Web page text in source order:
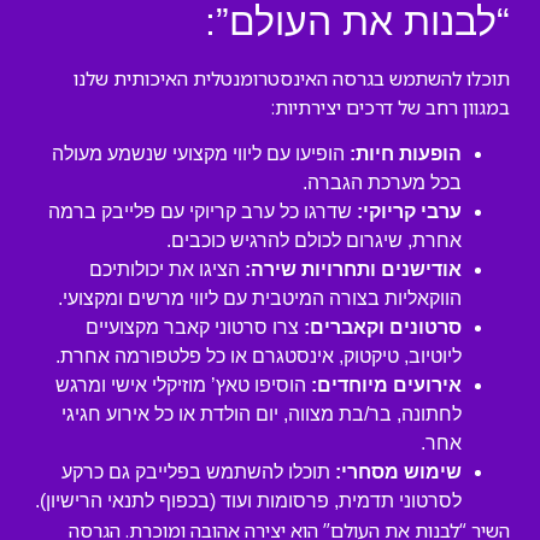
“לבנות את העולם”:
תוכלו להשתמש בגרסה האינסטרומנטלית האיכותית שלנו
במגוון רחב של דרכים יצירתיות:
הופעות חיות: הופיעו עם ליווי מקצועי שנשמע מעולה
בכל מערכת הגברה.
ערבי קריוקי: שדרגו כל ערב קריוקי עם פלייבק ברמה
אחרת, שיגרום לכולם להרגיש כוכבים.
אודישנים ותחרויות שירה: הציגו את יכולותיכם
הווקאליות בצורה המיטבית עם ליווי מרשים ומקצועי.
סרטונים וקאברים: צרו סרטוני קאבר מקצועיים
ליוטיוב, טיקטוק, אינסטגרם או כל פלטפורמה אחרת.
אירועים מיוחדים: הוסיפו טאץ’ מוזיקלי אישי ומרגש
לחתונה, בר/בת מצווה, יום הולדת או כל אירוע חגיגי
אחר.
שימוש מסחרי: תוכלו להשתמש בפלייבק גם כרקע
לסרטוני תדמית, פרסומות ועוד (בכפוף לתנאי הרישיון).
השיר “לבנות את העולם” הוא יצירה אהובה ומוכרת. הגרסה